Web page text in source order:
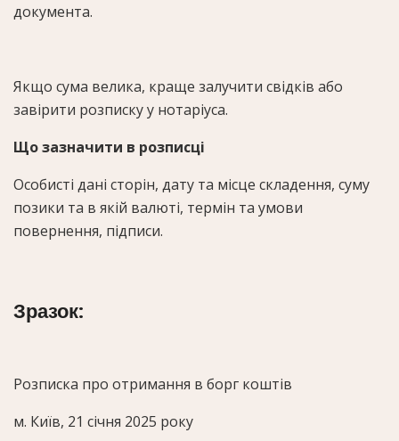
документа.
Якщо сума велика, краще залучити свідків або
завірити розписку у нотаріуса.
Що зазначити в розписці
Особисті дані сторін, дату та місце складення, суму
позики та в якій валюті, термін та умови
повернення, підписи.
Зразок:
Розписка про отримання в борг коштів
м. Київ, 21 січня 2025 року